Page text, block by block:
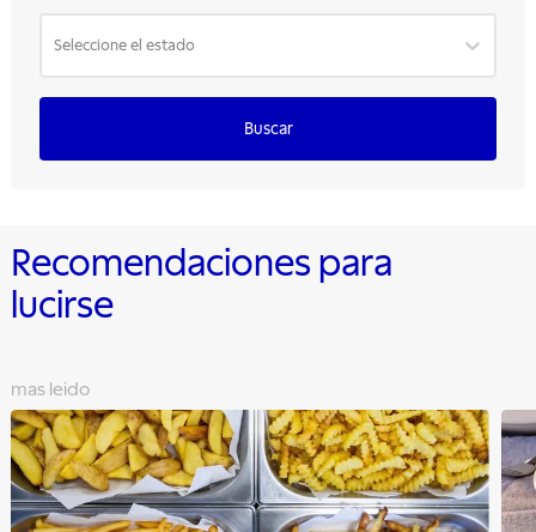
Seleccione el estado
Buscar
Recomendaciones para
lucirse
mas leido